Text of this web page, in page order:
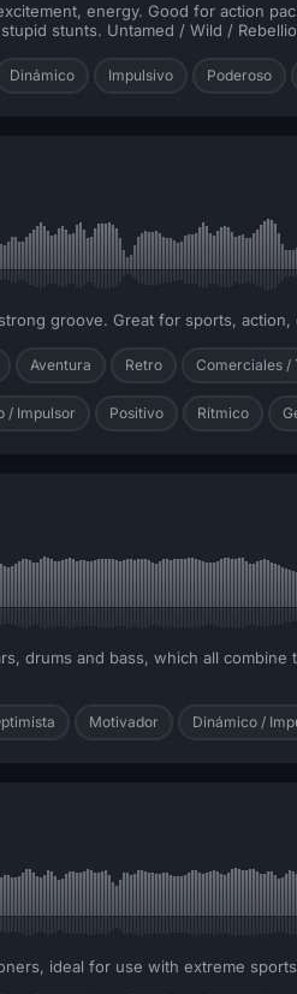
energy. Good for action
stunts. Untamed / Wild /
Dinámico Impulsivo Poderoso
groove. Great for sports,
Aventura Retro Comerciales /
/ Impulsor Positivo Rítmico
drums and bass, which all
Motivador Dinámico /
ideal for use with extreme